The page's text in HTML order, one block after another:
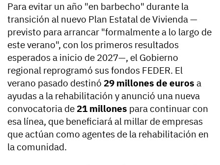
Para evitar un año "en barbecho" durante la
transición al nuevo Plan Estatal de Vivienda —
previsto para arrancar "formalmente a lo largo de
este verano", con los primeros resultados
esperados a inicio de 2027—, el Gobierno
regional reprogramó sus fondos FEDER. El
verano pasado destinó 29 millones de euros a
ayudas a la rehabilitación y anunció una nueva
convocatoria de 21 millones para continuar con
esa línea, que beneficiará al millar de empresas
que actúan como agentes de la rehabilitación en
la comunidad.